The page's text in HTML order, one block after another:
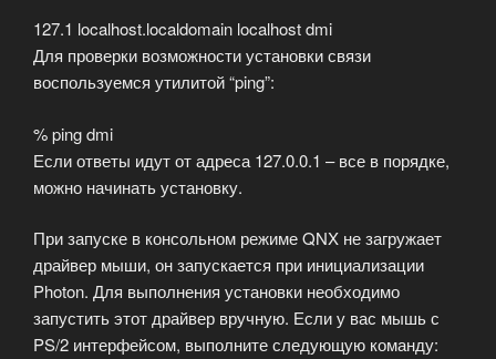
127.1 localhost.localdomain localhost dmi
Для проверки возможности установки связи
воспользуемся утилитой “ping”:
% ping dmi
Если ответы идут от адреса 127.0.0.1 – все в порядке,
можно начинать установку.
При запуске в консольном режиме QNX не загружает
драйвер мыши, он запускается при инициализации
Photon. Для выполнения установки необходимо
запустить этот драйвер вручную. Если у вас мышь с
PS/2 интерфейсом, выполните следующую команду: